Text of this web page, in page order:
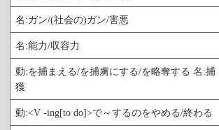
名:ガン/(社会の)ガン/害悪
名:能力/収容力
動:を捕まえる/を捕虜にする/を略奪する 名:捕
獲
動:<V -ing[to do]>で～するのをやめる/終わる